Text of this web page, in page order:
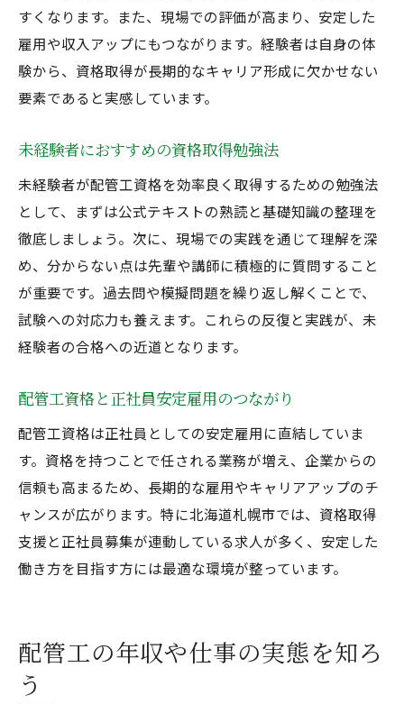
すくなります。また、現場での評価が高まり、安定した
雇用や収入アップにもつながります。経験者は自身の体
験から、資格取得が長期的なキャリア形成に欠かせない
要素であると実感しています。
未経験者におすすめの資格取得勉強法
未経験者が配管工資格を効率良く取得するための勉強法
として、まずは公式テキストの熟読と基礎知識の整理を
徹底しましょう。次に、現場での実践を通じて理解を深
め、分からない点は先輩や講師に積極的に質問すること
が重要です。過去問や模擬問題を繰り返し解くことで、
試験への対応力も養えます。これらの反復と実践が、未
経験者の合格への近道となります。
配管工資格と正社員安定雇用のつながり
配管工資格は正社員としての安定雇用に直結していま
す。資格を持つことで任される業務が増え、企業からの
信頼も高まるため、長期的な雇用やキャリアアップのチ
ャンスが広がります。特に北海道札幌市では、資格取得
支援と正社員募集が連動している求人が多く、安定した
働き方を目指す方には最適な環境が整っています。
配管工の年収や仕事の実態を知ろ
う